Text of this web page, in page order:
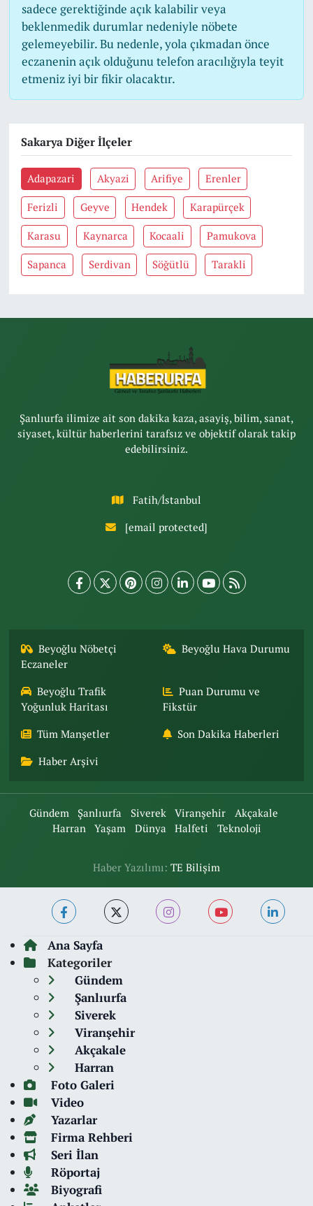
sadece gerektiğinde açık kalabilir veya
beklenmedik durumlar nedeniyle nöbete
gelemeyebilir. Bu nedenle, yola çıkmadan önce
eczanenin açık olduğunu telefon aracılığıyla teyit
etmeniz iyi bir fikir olacaktır.
Sakarya Diğer İlçeler
Adapazari Akyazi Arifiye Erenler
Ferizli Geyve Hendek Karapürçek
Karasu Kaynarca Kocaali Pamukova
Sapanca Serdivan Söğütlü Tarakli
Şanlıurfa ilimize ait son dakika kaza, asayiş, bilim, sanat,
siyaset, kültür haberlerini tarafsız ve objektif olarak takip
edebilirsiniz.
Fatih/İstanbul
[email protected]
Beyoğlu Nöbetçi
Eczaneler
Beyoğlu Hava Durumu
Beyoğlu Trafik
Yoğunluk Haritası
Puan Durumu ve
Fikstür
Tüm Manşetler Son Dakika Haberleri
Haber Arşivi
Gündem Şanlıurfa Siverek Viranşehir
Akçakale
Harran
Yaşam Dünya Halfeti Teknoloji
Haber Yazılımı: TE Bilişim
Ana Sayfa
Kategoriler
Gündem
Şanlıurfa
Siverek
Viranşehir
Akçakale
Harran
Foto Galeri
Video
Yazarlar
Firma Rehberi
Seri İlan
Röportaj
Biyografi